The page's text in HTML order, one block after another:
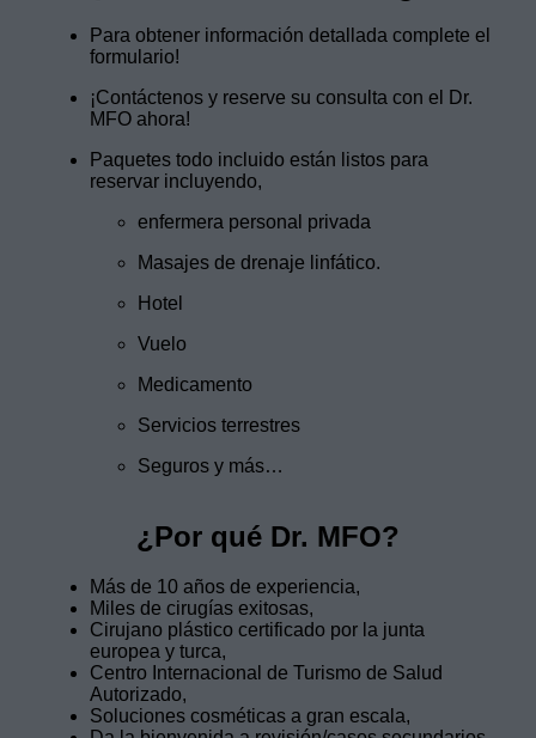
Para obtener información detallada complete el
formulario!
¡Contáctenos y reserve su consulta con el Dr.
MFO ahora!
Paquetes todo incluido están listos para
reservar incluyendo,
enfermera personal privada
Masajes de drenaje linfático.
Hotel
Vuelo
Medicamento
Servicios terrestres
Seguros y más…
¿Por qué Dr. MFO?
Más de 10 años de experiencia,
Miles de cirugías exitosas,
Cirujano plástico certificado por la junta
europea y turca,
Centro Internacional de Turismo de Salud
Autorizado,
Soluciones cosméticas a gran escala,